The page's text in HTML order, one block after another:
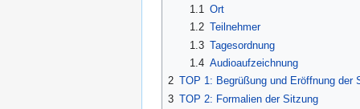
1.1 Ort
1.2 Teilnehmer
1.3 Tagesordnung
1.4 Audioaufzeichnung
2 TOP 1: Begrüßung und Eröffnung der
3 TOP 2: Formalien der Sitzung